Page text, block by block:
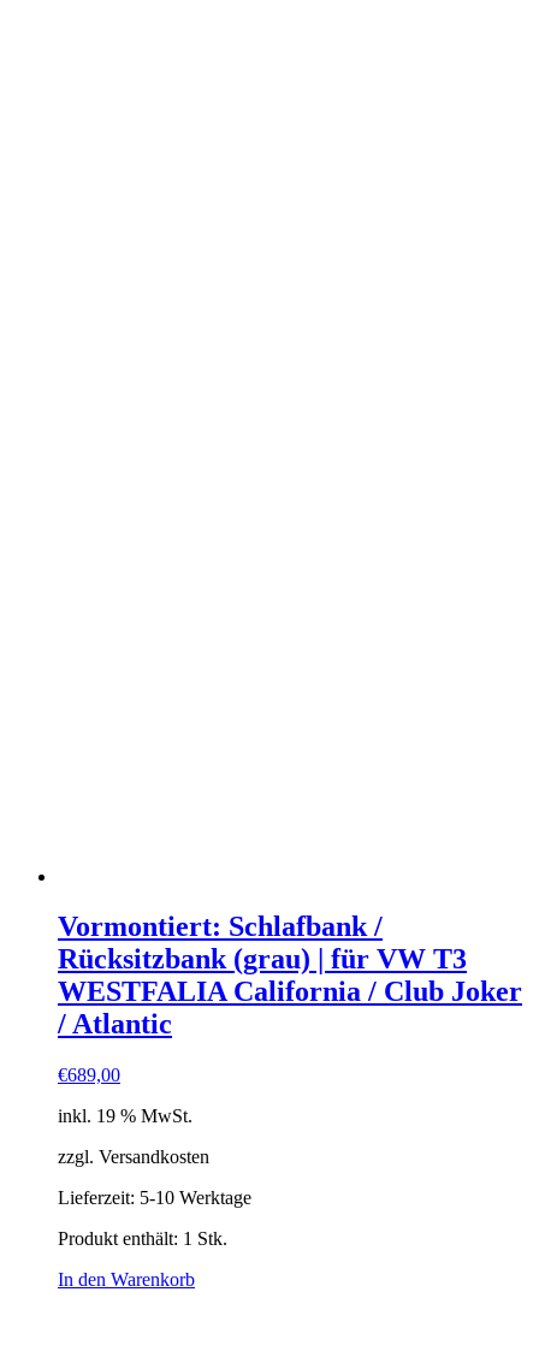
Vormontiert: Schlafbank /
Rücksitzbank (grau) | für VW T3
WESTFALIA California / Club Joker
/ Atlantic
€689,00
inkl. 19 % MwSt.
zzgl. Versandkosten
Lieferzeit: 5-10 Werktage
Produkt enthält: 1 Stk.
In den Warenkorb